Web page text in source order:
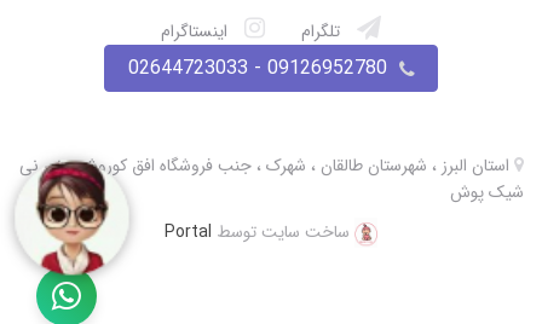
تلگرام اینستاگرام
09126952780 - 02644723033
ساخت سایت توسط Portal
استان البرز ، شهرستان طالقان ، شهرک ، جنب فروشگاه افق کوروش ، نی نی
شیک پوش